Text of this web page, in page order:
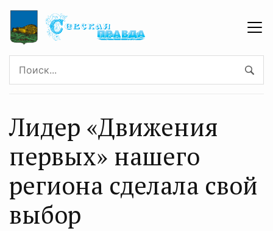
Лидер «Движения
первых» нашего
региона сделала свой
выбор